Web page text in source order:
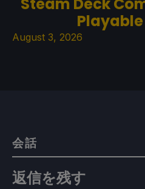
Steam Deck
August 3, 2026
会話
返信を残す